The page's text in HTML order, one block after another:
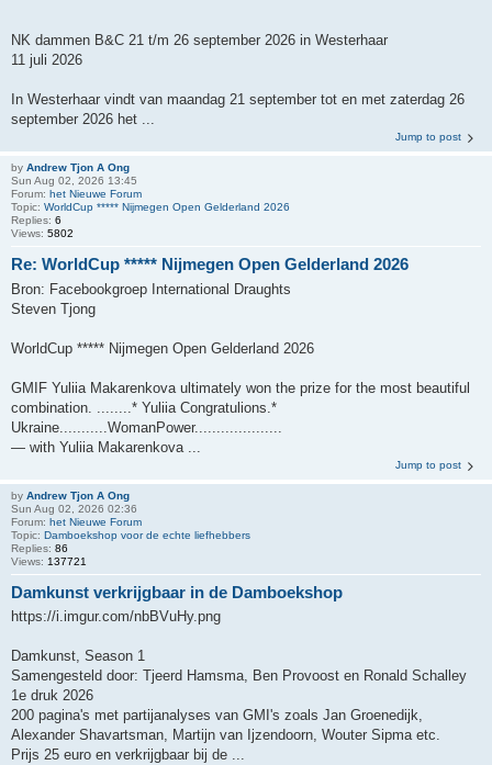
NK dammen B&C 21 t/m 26 september 2026 in Westerhaar
11 juli 2026
In Westerhaar vindt van maandag 21 september tot en met zaterdag 26
september 2026 het ...
Jump to post
by Andrew Tjon A Ong
Sun Aug 02, 2026 13:45
Forum: het Nieuwe Forum
Topic: WorldCup ***** Nijmegen Open Gelderland 2026
Replies: 6
Views: 5802
Re: WorldCup ***** Nijmegen Open Gelderland 2026
Bron: Facebookgroep International Draughts
Steven Tjong
WorldCup ***** Nijmegen Open Gelderland 2026
GMIF Yuliia Makarenkova ultimately won the prize for the most beautiful
combination. ........* Yuliia Congratulions.*
Ukraine...........WomanPower....................
— with Yuliia Makarenkova ...
Jump to post
by Andrew Tjon A Ong
Sun Aug 02, 2026 02:36
Forum: het Nieuwe Forum
Topic: Damboekshop voor de echte liefhebbers
Replies: 86
Views: 137721
Damkunst verkrijgbaar in de Damboekshop
https://i.imgur.com/nbBVuHy.png
Damkunst, Season 1
Samengesteld door: Tjeerd Hamsma, Ben Provoost en Ronald Schalley
1e druk 2026
200 pagina's met partijanalyses van GMI's zoals Jan Groenedijk,
Alexander Shavartsman, Martijn van Ijzendoorn, Wouter Sipma etc.
Prijs 25 euro en verkrijgbaar bij de ...